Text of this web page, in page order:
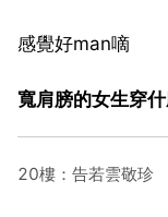
感覺好man嘀
寬肩膀的女生穿
20樓：告若雲敬珍